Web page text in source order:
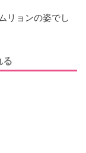
リョンの姿でし
る